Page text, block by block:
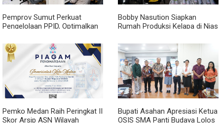
Pemprov Sumut Perkuat
Pengelolaan PPID, Optimalkan
Nomor 2 Tahun 2026
Bobby Nasution Siapkan
Rumah Produksi Kelapa di Nias
Pemko Medan Raih Peringkat II
Skor Arsip ASN Wilayah
Bupati Asahan Apresiasi Ketua
OSIS SMA Panti Budaya Lolos